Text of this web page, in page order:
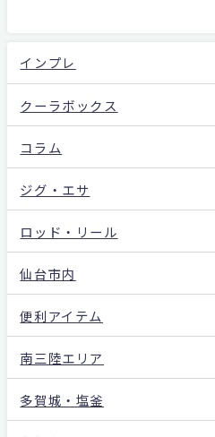
インプレ
クーラボックス
コラム
ジグ・エサ
ロッド・リール
仙台市内
便利アイテム
南三陸エリア
多賀城・塩釜